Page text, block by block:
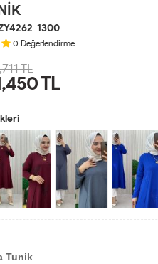
1300
0 Değerlendirme
TL
TL
Tunik